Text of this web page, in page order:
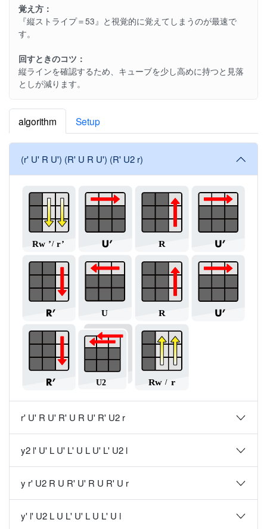
覚え方：
『縦ストライプ＝53』と視覚的に覚えてしまうのが最速で
す。
回すときのコツ：
縦ラインを確認するため、キューブを少し高めに持つと見落
としが減ります。
algorithm Setup
(r' U' R U') (R' U R U') (R' U2 r)
r' U' R U' R' U R U' R' U2 r
y2 l' U' L U' L' U L U' L' U2 l
y r' U2 R U R' U' R U R' U r
y' l' U2 L U L' U' L U L' U l